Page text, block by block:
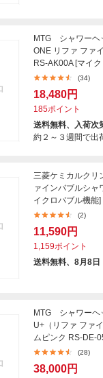
MTG シャワーヘ
ONE リファ ファ
RS-AK00A [マイ
(34)
18,480円
185ポイント
送料無料、入荷次
約２～３週間で出
三菱ケミカルク
ァインバブルシャ
イクロバブル機能]
(2)
11,590円
1,159ポイント
送料無料、8月8日
MTG シャワーヘ
U+（リファ ファ
ムピンク RS-DE-
(28)
38,000円